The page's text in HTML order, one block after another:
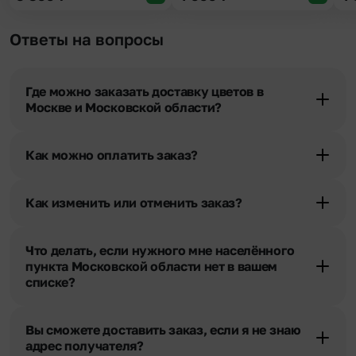
Ответы на вопросы
Где можно заказать доставку цветов в
Москве и Московской области?
Как можно оплатить заказ?
Наличными.
ограничения), Qiwi Кошелек.
Через Робокасса.
Как изменить или отменить заказ?
горячей линии или в чате, они помогут решить любой вопрос.
Что делать, если нужного мне населённого
пункта Московской области нет в вашем
списке?
Вы сможете доставить заказ, если я не знаю
адрес получателя?